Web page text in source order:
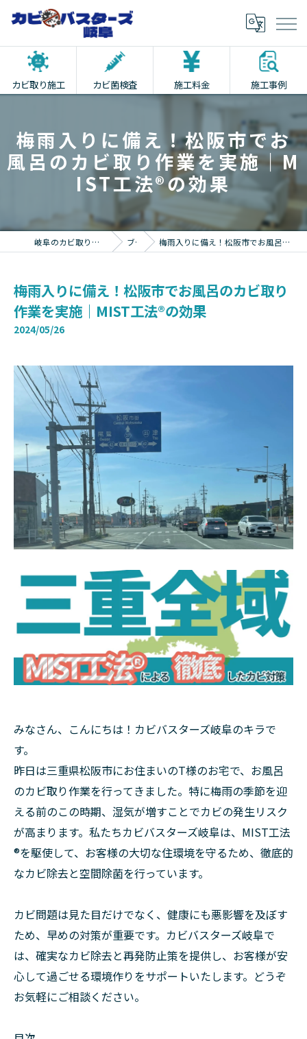
カビ取り施工 カビ菌検査 施工料金 施工事例
梅雨入りに備え！松阪市でお
風呂のカビ取り作業を実施｜M
IST工法®の効果
岐阜のカビ取りならカビバスターズ岐阜 ブログ 梅雨入りに備え！松阪市でお風呂のカビ取り作業を実施｜MIST工法®の効果
梅雨入りに備え！松阪市でお風呂のカビ取り
作業を実施｜MIST工法®の効果
2024/05/26
みなさん、こんにちは！カビバスターズ岐阜のキラで
す。
昨日は三重県松阪市にお住まいのT様のお宅で、お風呂
のカビ取り作業を行ってきました。特に梅雨の季節を迎
える前のこの時期、湿気が増すことでカビの発生リスク
が高まります。私たちカビバスターズ岐阜は、MIST工法
®を駆使して、お客様の大切な住環境を守るため、徹底的
なカビ除去と空間除菌を行っています。
カビ問題は見た目だけでなく、健康にも悪影響を及ぼす
ため、早めの対策が重要です。カビバスターズ岐阜で
は、確実なカビ除去と再発防止策を提供し、お客様が安
心して過ごせる環境作りをサポートいたします。どうぞ
お気軽にご相談ください。